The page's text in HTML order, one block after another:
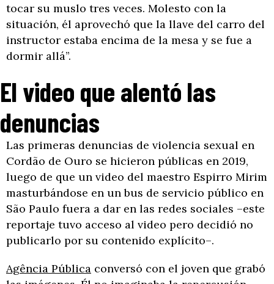
tocar su muslo tres veces. Molesto con la
situación, él aprovechó que la llave del carro del
instructor estaba encima de la mesa y se fue a
dormir allá”.
El video que alentó las
denuncias
Las primeras denuncias de violencia sexual en
Cordão de Ouro se hicieron públicas en 2019,
luego de que un video del maestro Espirro Mirim
masturbándose en un bus de servicio público en
São Paulo fuera a dar en las redes sociales –este
reportaje tuvo acceso al video pero decidió no
publicarlo por su contenido explícito–.
Agência Pública conversó con el joven que grabó